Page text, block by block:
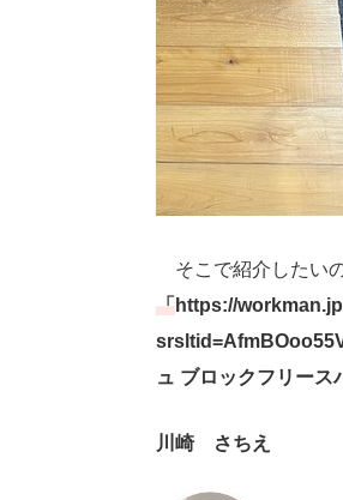
そこで紹介したいの
「https://
ュ ブロックフリー
川崎 さちえ